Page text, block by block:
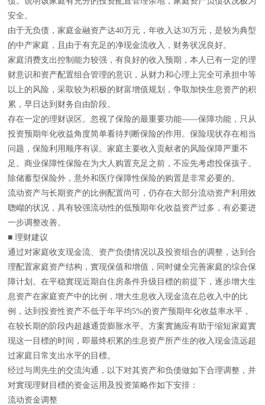
安全。
由于无负债，家庭金融资产达40万元，年收入达30万元，是较为典型
的中产家庭，且由于有充足的净现金流收入，财务状况良好。
家庭消费支出控制能力较强，有良好的收入预期，本人已有一定的理
财意识和资产配置组合管理的意识，从财力和心理上完全可承担中等
以上的风险，采取较为积极的财富增值规划，争取加快生息资产的积
累，早日达到财务自由阶段。
存在一定的理财误区。忽视了保险的最重要功能——保障功能，只从
投资预期年化收益角度简单看待判断保险的作用。保险现状存在相当
问题，保险利用顺序有误。家庭主要收入贡献者的风险保障严重不
足。商业保障性保险在为大人购置充足之前，不应先考虑投保孩子。
除储蓄型保险外，意外和医疗保障性保险的购置是非常必要的。
流动资产与长期资产的比例配置尚可，仍存在大部分流动资产利用效
聦嵧的状况，具有较强流动性的低预期年化收益资产过多，有必要进
一步调整改善。
■ 理财建议
通过对家庭收支现金流、资产负债情况以及投资组合的调整，达到合
理配置家庭资产结构，實现保值和增值，同时健全完善家庭的综合保
障计划。在平稳實现近期自住房条件升级目標的前提下，逐步增大生
息资产在家庭资产中的比例，增大生息收入现金流在总收入中的比
例，达到投资性资产不低于年平均5%的资产预期年化收益率水平，
在较长期的阶段内超越通货膨胀水平。方案實施应有助于缩短家庭實
现这一目標的时间，即最终积累的生息资产所产生的收入现金流远超
过家庭日常支出水平的目標。
经过与周先生的交流沟通，以下对其资产和负债做如下合理调整，并
对實现理财目標的资金运用及投资策略作如下安排：
流动资金调整